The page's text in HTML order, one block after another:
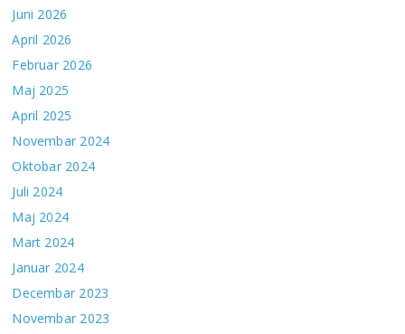
Juni 2026
April 2026
Februar 2026
Maj 2025
April 2025
Novembar 2024
Oktobar 2024
Juli 2024
Maj 2024
Mart 2024
Januar 2024
Decembar 2023
Novembar 2023